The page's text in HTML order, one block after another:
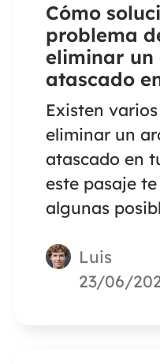
Cómo
problema
eliminar un
atascado
Existen
eliminar un
atascado en
este pasaje
algunas
este problema.
Luis
23/06/